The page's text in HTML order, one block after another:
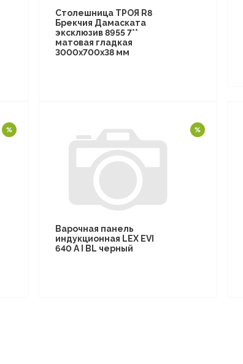
Столешница ТРОЯ R8
Брекчия Дамаската
эксклюзив 8955 7**
матовая гладкая
3000х700х38 мм
Варочная панель
индукционная LEX EVI
640 A I BL черный